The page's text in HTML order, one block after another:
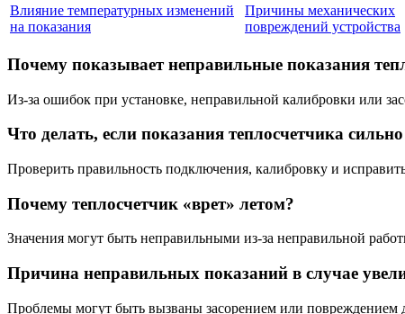
Влияние температурных изменений
на показания
Причины механических
повреждений устройства
Почему показывает неправильные показания
Из-за ошибок при установке, неправильной калибровки или
Что делать, если показания теплосчетчика
Проверить правильность подключения, калибровку и
Почему теплосчетчик «врет» летом?
Значения могут быть неправильными из-за неправильной
Причина неправильных показаний в случае
Проблемы могут быть вызваны засорением или повреждением